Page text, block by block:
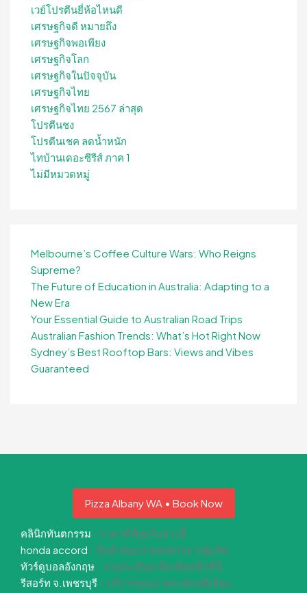
เวย์โปรตีนยี่ห้อไหนดี
เศรษฐกิจดี หมายถึง
เศรษฐกิจพอเพียง
เศรษฐกิจโลก
เศรษฐกิจในปัจจุบัน
เศรษฐกิจไทย
เศรษฐกิจไทย 2567 ล่าสุด
โปรตีนชง
โปรตีนเชค ลดน้ำหนัก
ไทบ้านเดอะซีรีส์ ภาค 1
ไม่มีหมวดหมู่
Melbourne’s Coffee Culture Wars: Who Reigns
Supreme?
The Future of Education in Australia: Adapting to a
New Era
Your Essential Guide to Australian Road Trips
Australian Fashion Trends: What’s Hot Right Now
Sydney’s Best Rooftop Bars: Views and Vibes
Guaranteed
Pizza Albany WA • Book Now
คลินิกทันตกรรม - ราคาดีที่สุดในช่วงนี้
honda accord - สินค้าคุณภาพส่งตรงจากผู้ผลิต
ทัวร์ดูบอลอังกฤษ - รายละเอียดเพิ่มเติมคลิกที่นี่
รีสอร์ท จ.เพชรบุรี - บริการคุณภาพระดับพรีเมียม